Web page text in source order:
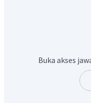
Buka akses